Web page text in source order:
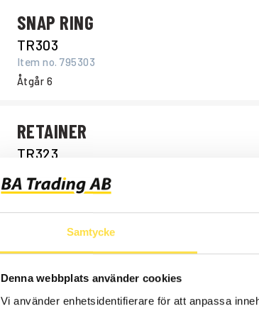
Samtycke
Denna webbplats använder cookies
Vi använder enhetsidentifierare för att anpassa
SNAP RING
TR303
Item no.795303
Åtgår 6
RETAINER
TR323
Åtgår8
SNAP RING
Item no.795311
Åtgår2